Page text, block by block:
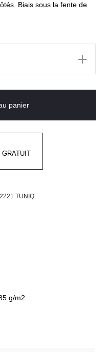
Biais sous la fente de
panier
TUNIQ
g/m2